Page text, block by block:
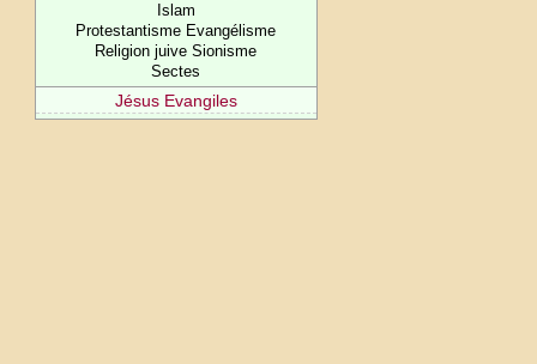
Islam
Protestantisme Evangélisme
Religion juive Sionisme
Sectes
Jésus Evangiles